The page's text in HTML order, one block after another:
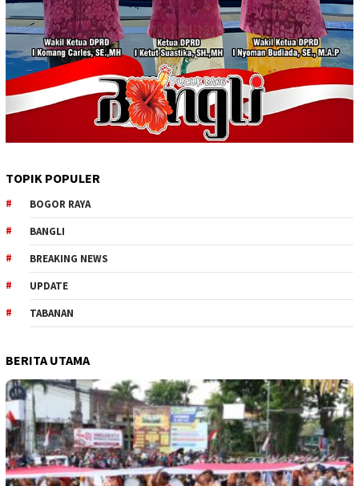
TOPIK POPULER
BOGOR RAYA
BANGLI
BREAKING NEWS
UPDATE
TABANAN
BERITA UTAMA